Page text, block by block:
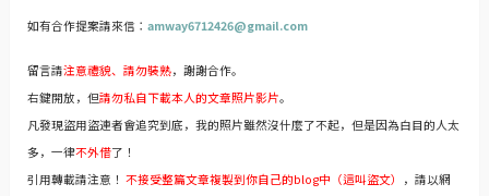
如有合作提案請來信： amway6712426@gmail.com
留言請注意禮貌、請勿裝熟，謝謝合作。
右鍵開放，但請勿私自下載本人的文章照片影片。
凡發現盜用盜連者會追究到底，我的照片雖然沒什麼了不起，但是因為白目的人太
多，一律不外借了！
引用轉載請注意！ 不接受整篇文章複製到你自己的blog中（這叫盜文）
，請以網